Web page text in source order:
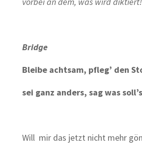
Bridge
Bleibe achtsam, pfleg’ den
sei ganz anders, sag was soll’s
Will mir das jetzt nicht mehr